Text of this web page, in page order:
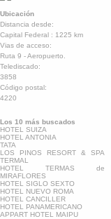
Ubicación
Distancia desde:
Capital Federal : 1225 km
Vias de acceso:
Ruta 9 - Aeropuerto.
Telediscado:
3858
Código postal:
4220
Los 10 más buscados
HOTEL SUIZA
HOTEL ANTONIA
TATA
LOS PINOS RESORT & SPA
TERMAL
HOTEL TERMAS de
MIRAFLORES
HOTEL SIGLO SEXTO
HOTEL NUEVO ROMA
HOTEL CANCILLER
HOTEL PANAMERICANO
APPART HOTEL MAIPU